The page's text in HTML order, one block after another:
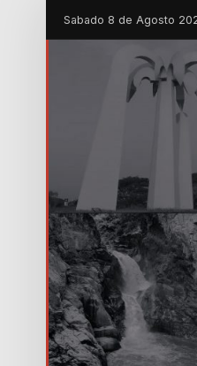
Sabado 8 de Agosto